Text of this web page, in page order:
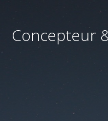
Concepteur